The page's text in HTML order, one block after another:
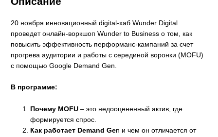
20 ноября инновационный digital-хаб Wunder Digital
проведет онлайн-воркшоп Wunder to Business о том, как
повысить эффективность перформанс-кампаний за счет
прогрева аудитории и работы с серединой воронки (MOFU)
с помощью Google Demand Gen.
В программе:
Почему MOFU – это недооцененный актив, где
формируется спрос.
Как работает Demand Gen и чем он отличается от